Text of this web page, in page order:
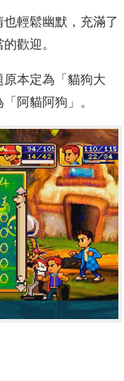
輕鬆幽默，充滿了
歡迎。
本定為「貓狗大
阿貓阿狗」。